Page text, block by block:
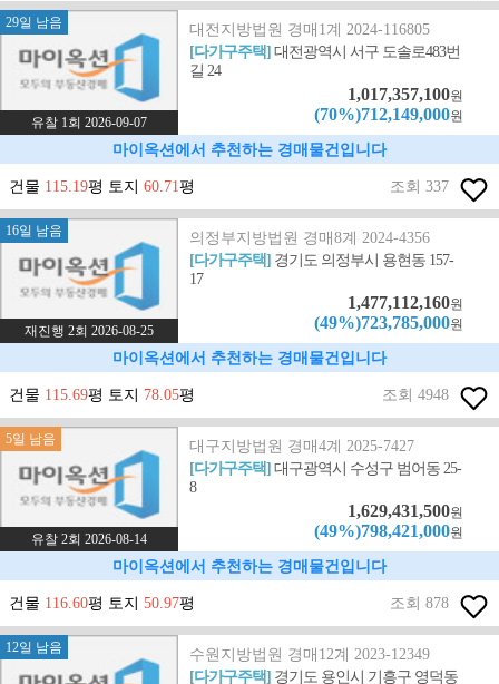
29일 남음
유찰 1회 2026-09-07
대전지방법원 경매1계 2024-116805
[다가구주택]대전광역시 서구 도솔로483번
길 24
1,017,357,100원
(70%)712,149,000원
마이옥션에서 추천하는 경매물건입니다
건물 115.19평 토지 60.71평 조회 337
16일 남음
재진행 2회 2026-08-25
의정부지방법원 경매8계 2024-4356
[다가구주택] 경기도 의정부시 용현동 157-
17
1,477,112,160원
(49%)723,785,000원
마이옥션에서 추천하는 경매물건입니다
건물 115.69평 토지 78.05평 조회 4948
5일 남음
유찰 2회 2026-08-14
대구지방법원 경매4계 2025-7427
[다가구주택]대구광역시 수성구 범어동 25-
8
1,629,431,500원
(49%)798,421,000원
마이옥션에서 추천하는 경매물건입니다
건물 116.60평 토지 50.97평 조회 878
12일 남음
수원지방법원 경매12계 2023-12349
[다가구주택] 경기도 용인시 기흥구 영덕동